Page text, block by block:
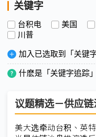
关键字
台积电 美国
川普
加入已选取到「关键
什麽是「关键字追踪」
议题精选－供应
美大选牵动台积、英